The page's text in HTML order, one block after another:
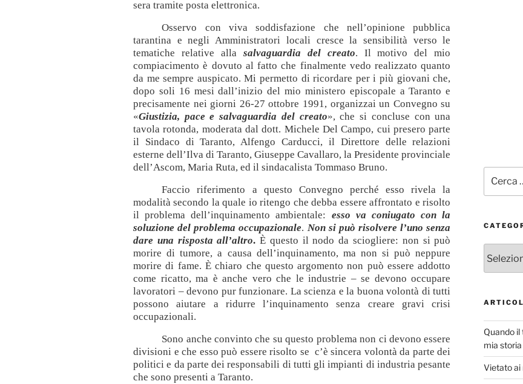
sera tramite posta elettronica.
Osservo con viva soddisfazione che nell’opinione pubblica
tarantina e negli Amministratori locali cresce la sensibilità verso le
tematiche relative alla salvaguardia del creato. Il motivo del mio
compiacimento è dovuto al fatto che finalmente vedo realizzato quanto
da me sempre auspicato. Mi permetto di ricordare per i più giovani che,
dopo soli 16 mesi dall’inizio del mio ministero episcopale a Taranto e
precisamente nei giorni 26-27 ottobre 1991, organizzai un Convegno su
«Giustizia, pace e salvaguardia del creato», che si concluse con una
tavola rotonda, moderata dal dott. Michele Del Campo, cui presero parte
il Sindaco di Taranto, Alfengo Carducci, il Direttore delle relazioni
esterne dell’Ilva di Taranto, Giuseppe Cavallaro, la Presidente provinciale
dell’Ascom, Maria Ruta, ed il sindacalista Tommaso Bruno.
Faccio riferimento a questo Convegno perché esso rivela la
modalità secondo la quale io ritengo che debba essere affrontato e risolto
il problema dell’inquinamento ambientale: esso va coniugato con la
soluzione del problema occupazionale. Non si può risolvere l’uno senza
dare una risposta all’altro.È questo il nodo da sciogliere: non si può
morire di tumore, a causa dell’inquinamento, ma non si può neppure
morire di fame. È chiaro che questo argomento non può essere addotto
come ricatto, ma è anche vero che le industrie – se devono occupare
lavoratori – devono pur funzionare. La scienza e la buona volontà di tutti
possono aiutare a ridurre l’inquinamento senza creare gravi crisi
occupazionali.
Sono anche convinto che su questo problema non ci devono essere
divisioni e che esso può essere risolto se c’è sincera volontà da parte dei
politici e da parte dei responsabili di tutti gli impianti di industria pesante
che sono presenti a Taranto.
Quando
mia storia
Vietato ai